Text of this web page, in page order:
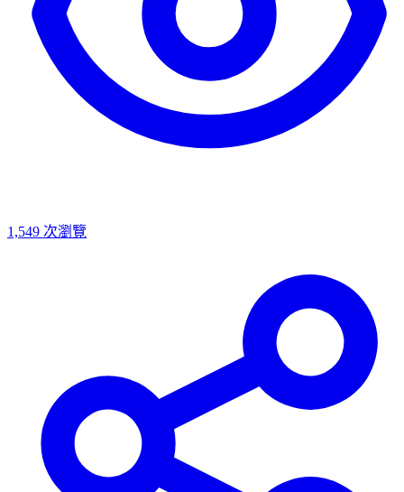
1,549 次瀏覽